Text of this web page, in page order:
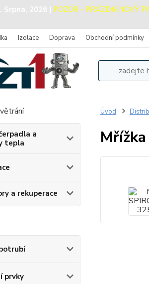
Srpna, 2026 | POZOR - PRÁZDNINOVÝ
Izolace Doprava Obchodní podmínky
a
tepla
a rekuperace
prvky
Úvod